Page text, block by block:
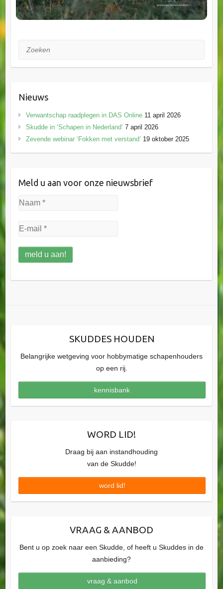
Zoeken
Nieuws
Verwantschap raadplegen in DAS Online 11 april 2026
Skudde in ‘Schapen in Nederland’ 7 april 2026
Zevende webinar ‘Fokken met verstand’ 19 oktober 2025
Meld u aan voor onze nieuwsbrief
SKUDDES HOUDEN
Belangrijke wetgeving voor hobbymatige schapenhouders
op een rij.
kennisbank
WORD LID!
Draag bij aan instandhouding
van de Skudde!
word lid!
VRAAG & AANBOD
Bent u op zoek naar een Skudde, of heeft u Skuddes in de
aanbieding?
vraag & aanbod